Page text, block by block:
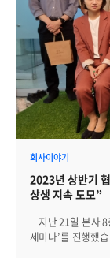
회사이야기
2023년 상반기
상생 지속 도모”
세미나’를 진행했